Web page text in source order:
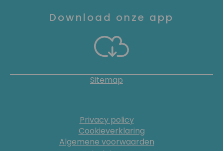
Download onze app
Sitemap
Privacy policy
Cookieverklaring
Algemene voorwaarden